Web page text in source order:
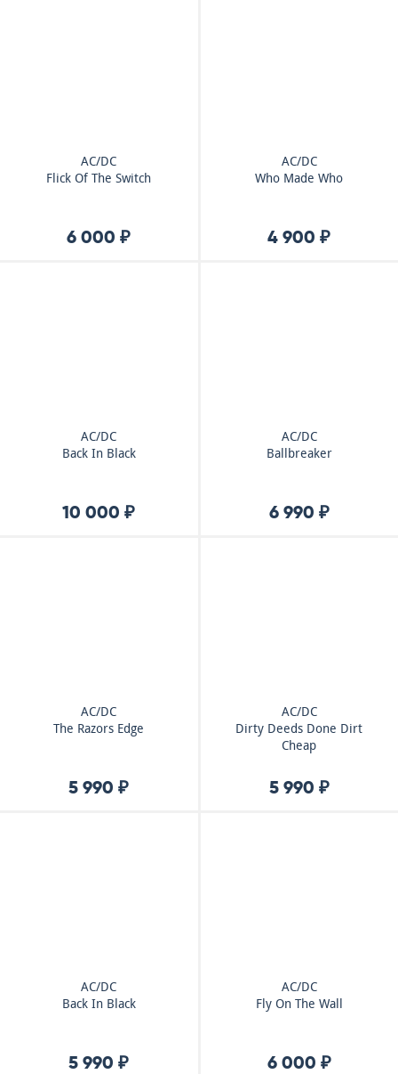
AC/DC
Flick Of The Switch
6 000 ₽
AC/DC
Who Made Who
4 900 ₽
AC/DC
Back In Black
10 000 ₽
AC/DC
Ballbreaker
6 990 ₽
AC/DC
The Razors Edge
5 990 ₽
AC/DC
Dirty Deeds Done Dirt
Cheap
5 990 ₽
AC/DC
Back In Black
5 990 ₽
AC/DC
Fly On The Wall
6 000 ₽